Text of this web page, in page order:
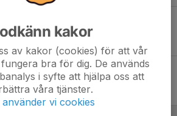
Röd - Torslanda IK Svart
kakor
av kakor (cookies) för att vår
bra för dig. De används
i syfte att hjälpa oss att
våra tjänster.
använder vi cookies